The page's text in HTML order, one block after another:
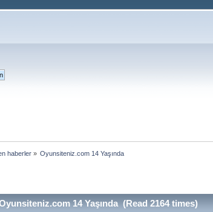
haberler » Oyunsiteniz.com 14 Yaşında
14 Yaşında (Read 2164 times)